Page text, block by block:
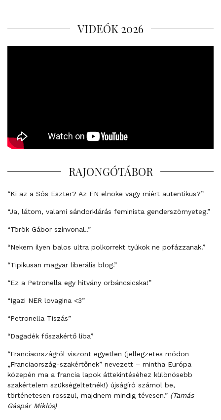
VIDEÓK 2026
RAJONGÓTÁBOR
“Ki az a Sós Eszter? Az FN elnöke vagy miért autentikus?”
“Ja, látom, valami sándorklárás feminista genderszörnyeteg.”
“Török Gábor színvonal..”
“Nekem ilyen balos ultra polkorrekt tyúkok ne pofázzanak.”
“Tipikusan magyar liberális blog.”
“Ez a Petronella egy hitvány orbáncsicska!”
“Igazi NER lovagina <3”
“Petronella Tiszás”
“Dagadék főszakértő liba”
“Franciaországról viszont egyetlen (jellegzetes módon
„Franciaország-szakértőnek” nevezett – mintha Európa
közepén ma a francia lapok áttekintéséhez különösebb
szakértelem szükségeltetnék!) újságíró számol be,
történetesen rosszul, majdnem mindig tévesen.” (Tamás
Gáspár Miklós)